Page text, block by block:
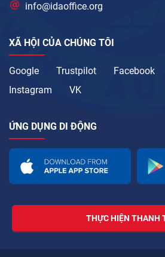
info@idaoffice.org
XÃ HỘI CỦA CHÚNG TÔI
Google Trustpilot Facebook
Instagram
VK
ỨNG DỤNG DI ĐỘNG
THỰC HIỆN THANH